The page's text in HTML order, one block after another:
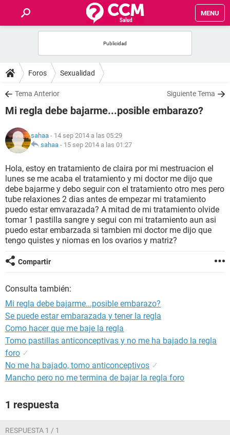
MENU
FOROS
SALUD
FAMILIA
NUTRICIÓN
BIENESTAR
SEXUALIDAD
GLOSARIO
Foros Sexualidad
Tema Anterior Siguiente Tema
Mi regla debe bajarme...posible embarazo?
sahaa - 14 sep 2014 a las 05:29
sahaa - 15 sep 2014 a las 01:27
Hola, estoy en tratamiento de claira por mi mestruacion el
lunes se me acaba el tratamiento y mi doctor me dijo que
debe bajarme y debo seguir con el tratamiento otro mes pero
tube relaxiones 2 dias antes de empezar mi tratamiento
puedo estar emvarazada? A mitad de mi tratamiento olvide
tomar 1 pastilla sangre y segui con mi tratamiento aun asi
puedo estar embarzada si tambien mi doctor me dijo que
tengo quistes y niomas en los ovarios y matriz?
Compartir
Consulta también:
Mi regla debe bajarme...posible embarazo?
Se puede estar embarazada y tener la regla
Como hacer que me baje la regla
Tomo pastillas anticonceptivas y no me ha bajado la regla
foro ✓
No me ha bajado, tomo anticonceptivos ✓
Mancho pero no me termina de bajar la regla foro
1 respuesta
RESPUESTA 1 / 1